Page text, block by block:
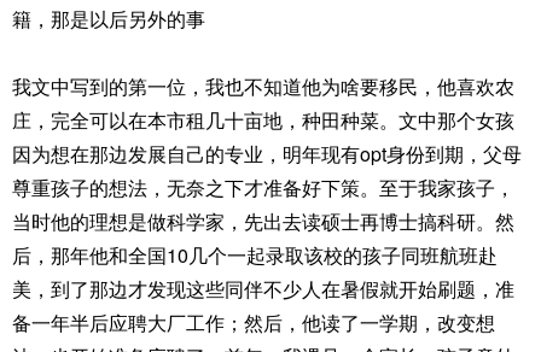
籍，那是以后另外的事
我文中写到的第一位，我也不知道他为啥要移民，他喜欢农
庄，完全可以在本市租几十亩地，种田种菜。文中那个女孩
因为想在那边发展自己的专业，明年现有opt身份到期，父母
尊重孩子的想法，无奈之下才准备好下策。至于我家孩子，
当时他的理想是做科学家，先出去读硕士再博士搞科研。然
后，那年他和全国10几个一起录取该校的孩子同班航班赴
美，到了那边才发现这些同伴不少人在暑假就开始刷题，准
备一年半后应聘大厂工作；然后，他读了一学期，改变想